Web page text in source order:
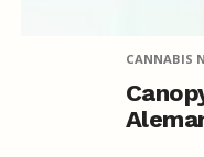
CANNABIS